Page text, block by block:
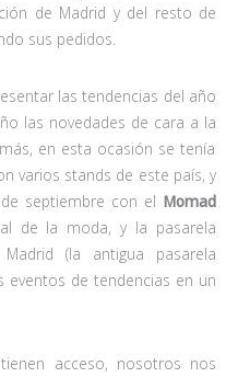
de Madrid y del resto de
sus pedidos.
las tendencias del año
las novedades de cara a la
en esta ocasión se tenía
varios stands de este país, y
septiembre con el Momad
de la moda, y la pasarela
Madrid (la antigua pasarela
eventos de tendencias en un
acceso, nosotros nos